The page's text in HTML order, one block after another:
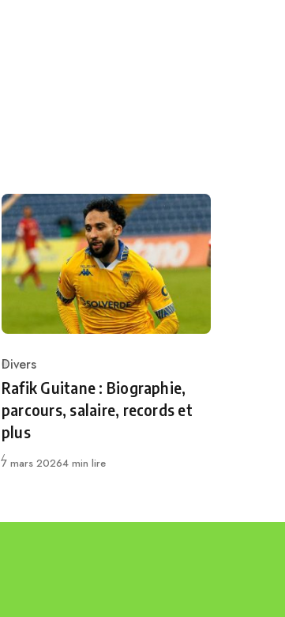
Category
Divers
Rafik Guitane : Biographie,
parcours, salaire, records et
plus
Publié
7 mars 20264 min lire